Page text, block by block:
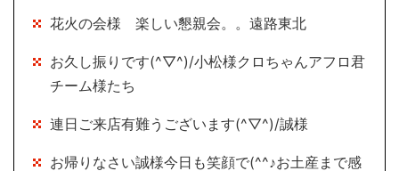
花火の会様 楽しい懇親会。。遠路東北
お久し振りです(^▽^)/小松様クロちゃんアフロ君
チーム様たち
連日ご来店有難うございます(^▽^)/誠様
お帰りなさい誠様今日も笑顔で(^^♪お土産まで感